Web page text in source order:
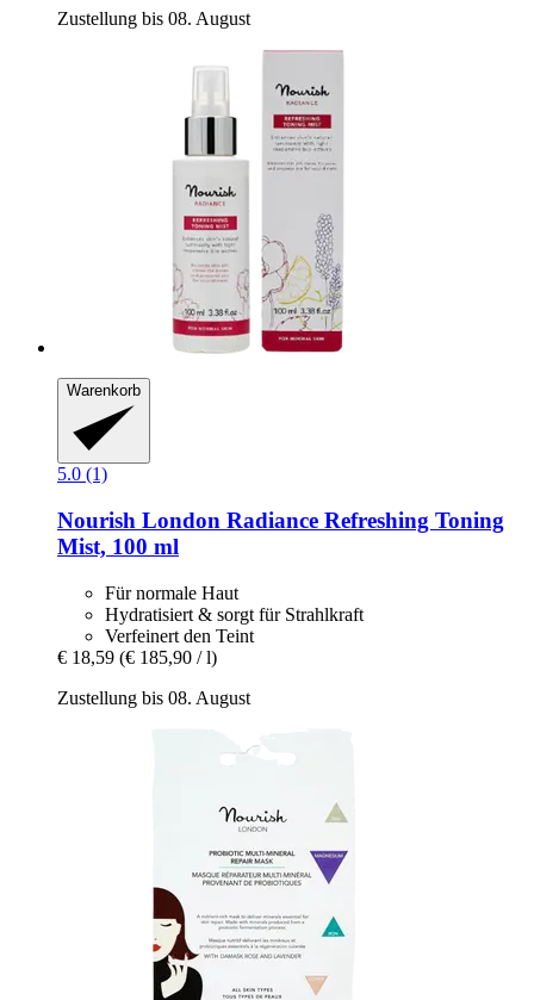
Zustellung bis 08. August
Warenkorb
5.0 (1)
Nourish London Radiance Refreshing Toning
Mist, 100 ml
Für normale Haut
Hydratisiert & sorgt für Strahlkraft
Verfeinert den Teint
€ 18,59 (€ 185,90 / l)
Zustellung bis 08. August